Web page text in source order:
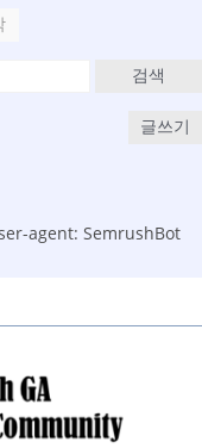
검색
글쓰기
agent: SemrushBot